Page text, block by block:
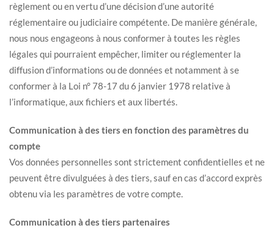
règlement ou en vertu d’une décision d’une autorité
réglementaire ou judiciaire compétente. De manière générale,
nous nous engageons à nous conformer à toutes les règles
légales qui pourraient empêcher, limiter ou réglementer la
diffusion d’informations ou de données et notamment à se
conformer à la Loi n° 78-17 du 6 janvier 1978 relative à
l’informatique, aux fichiers et aux libertés.
Communication à des tiers en fonction des paramètres du
compte
Vos données personnelles sont strictement confidentielles et ne
peuvent être divulguées à des tiers, sauf en cas d’accord exprès
obtenu via les paramètres de votre compte.
Communication à des tiers partenaires